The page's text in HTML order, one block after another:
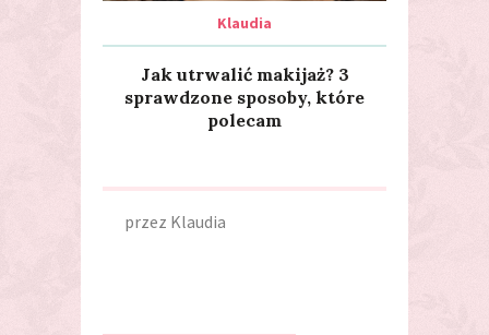
Klaudia
Jak utrwalić makijaż? 3
sprawdzone sposoby, które
polecam
przez Klaudia